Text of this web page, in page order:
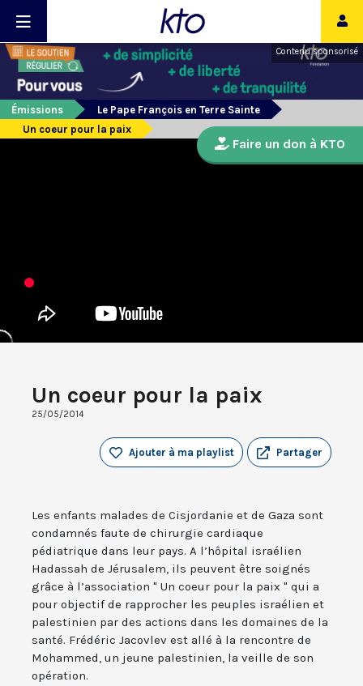
Contenu sponsorisé
Émissions
Le Pape François en Terre Sainte
Un coeur pour la paix
Un coeur pour la paix
25/05/2014
Partager
Ajouter à ma playlist
Les enfants malades de Cisjordanie et de Gaza sont
condamnés faute de chirurgie cardiaque
pédiatrique dans leur pays. A l’hôpital israélien
Hadassah de Jérusalem, ils peuvent être soignés
grâce à l’association " Un coeur pour la paix " qui a
pour objectif de rapprocher les peuples israélien et
palestinien par des actions dans les domaines de la
santé. Frédéric Jacovlev est allé à la rencontre de
Mohammed, un jeune palestinien, la veille de son
opération.
Faire un don à KTO